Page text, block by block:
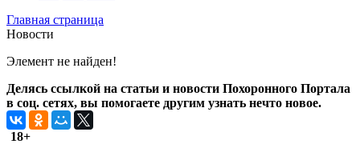
Главная страница
Новости
Элемент не найден!
Делясь ссылкой на статьи и новости Похоронного Портала
в соц. сетях, вы помогаете другим узнать нечто новое.
18+